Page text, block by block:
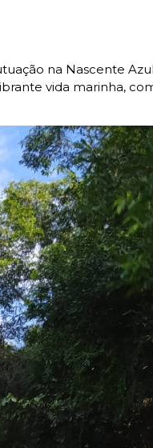
na Nascente
vida marinha,